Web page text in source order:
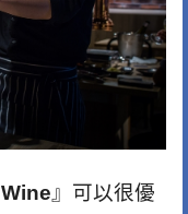
』可以很優